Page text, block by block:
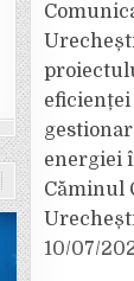
energiei
Căminul
10/07/